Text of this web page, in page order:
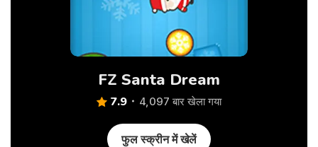
FZ Santa Dream
7.9 4,097 बार खेला गया
फुल स्क्रीन में खेलें